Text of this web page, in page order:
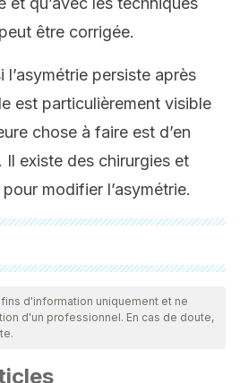
être corrigée.
l’asymétrie persiste après
est particulièrement visible
chose à faire est d’en
. Il existe des chirurgies et
modifier l’asymétrie.
ont été examinées en profondeur
leur qualité, leur fiabilité, leur
bibliographie de cet article a été
d'information uniquement et ne
d'un professionnel. En cas de doute,